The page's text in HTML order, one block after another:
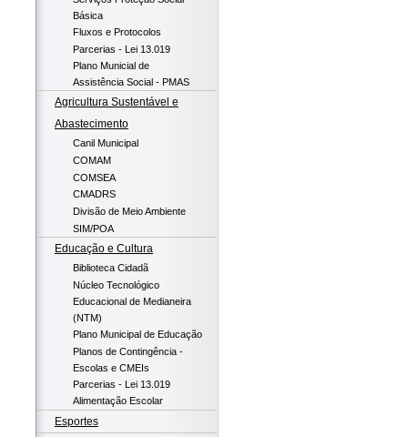
Básica
Fluxos e Protocolos
Parcerias - Lei 13.019
Plano Municial de
Assistência Social - PMAS
Agricultura Sustentável e
Abastecimento
Canil Municipal
COMAM
COMSEA
CMADRS
Divisão de Meio Ambiente
SIM/POA
Educação e Cultura
Biblioteca Cidadã
Núcleo Tecnológico
Educacional de Medianeira
(NTM)
Plano Municipal de Educação
Planos de Contingência -
Escolas e CMEIs
Parcerias - Lei 13.019
Alimentação Escolar
Esportes